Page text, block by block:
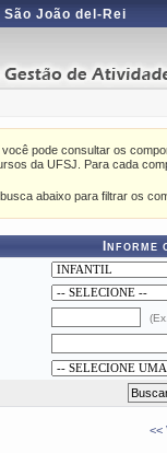
João del-Rei
pode consultar os
da UFSJ. Para cada
abaixo para filtrar os
Informe
<<